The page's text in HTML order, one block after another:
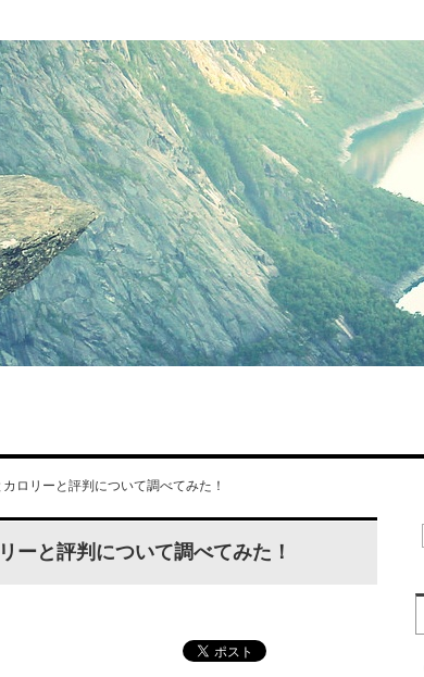
ロリーと評判について調べてみた！
ーと評判について調べてみた！